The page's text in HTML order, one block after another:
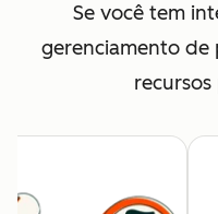
Se você tem
gerenciamento de